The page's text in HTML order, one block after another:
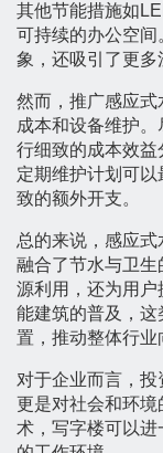
其他节能措施如
可持续的办公空
象，还吸引了更多
然而，推广感应
成本和设备维护
行细致的成本效
定期维护计划可
致的额外开支。
总的来说，感应
融合了节水与卫
源利用，还为用
能建筑的普及，
置，推动整体行业
对于企业而言，投
更是对社会和环
术，写字楼可以